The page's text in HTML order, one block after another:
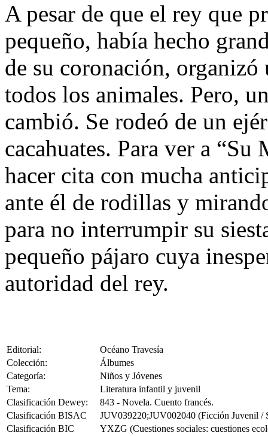
A pesar de que el rey que
pequeño, había hecho
de su coronación, organizó
todos los animales. Pero,
cambió. Se rodeó de un
cacahuates. Para ver a
hacer cita con mucha
ante él de rodillas y
para no interrumpir su
pequeño pájaro cuya
autoridad del rey.
Editorial:
Océano Travesía
Colección:
Álbumes
Categoría:
Niños y Jóvenes
Tema:
Literatura infantil y juvenil
Clasificación Dewey:
843 - Novela. Cuento francés.
Clasificación BISAC
JUV039220;JUV002040 (Ficción Juvenil /
Clasificación BIC
YXZG (Cuestiones sociales: cuestiones